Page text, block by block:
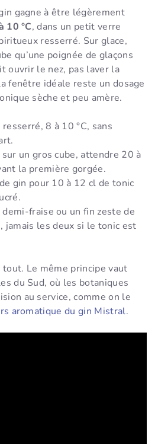
gagne à être légèrement
10 °C, dans un petit verre
resserré. Sur glace,
qu’une poignée de glaçons
ouvrir le nez, pas laver la
fenêtre idéale reste un dosage
sèche et peu amère.
8 à 10 °C, sans
un gros cube, attendre 20 à
la première gorgée.
gin pour 10 à 12 cl de tonic
demi-fraise ou un fin zeste de
jamais les deux si le tonic est
Le même principe vaut
du Sud, où les botaniques
au service, comme on le
aromatique du gin Mistral.